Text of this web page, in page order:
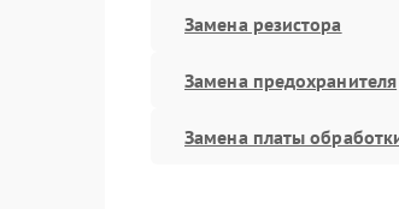
Замена резистора
Замена предохранителя
Замена платы